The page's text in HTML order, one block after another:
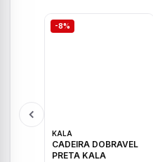
-8%
KALA
CADEIRA DOBRAVEL
PRETA KALA